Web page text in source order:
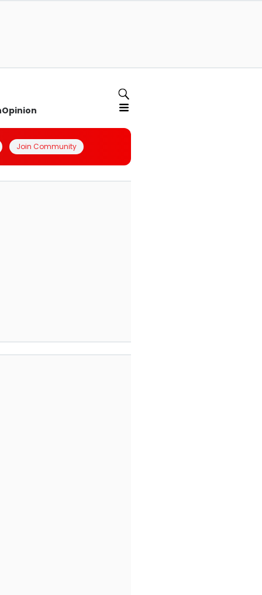
Opinion
Join Community